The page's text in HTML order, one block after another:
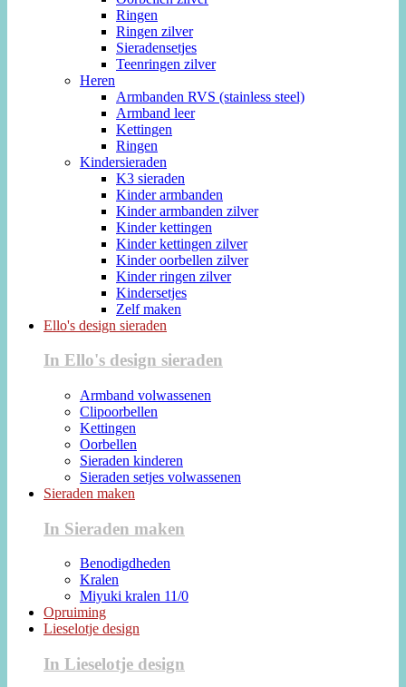
Ringen
Ringen zilver
Sieradensetjes
Teenringen zilver
Heren
Armbanden RVS (stainless steel)
Armband leer
Kettingen
Ringen
Kindersieraden
K3 sieraden
Kinder armbanden
Kinder armbanden zilver
Kinder kettingen
Kinder kettingen zilver
Kinder oorbellen zilver
Kinder ringen zilver
Kindersetjes
Zelf maken
Ello's design sieraden
In Ello's design sieraden
Armband volwassenen
Clipoorbellen
Kettingen
Oorbellen
Sieraden kinderen
Sieraden setjes volwassenen
Sieraden maken
In Sieraden maken
Benodigdheden
Kralen
Miyuki kralen 11/0
Opruiming
Lieselotje design
In Lieselotje design